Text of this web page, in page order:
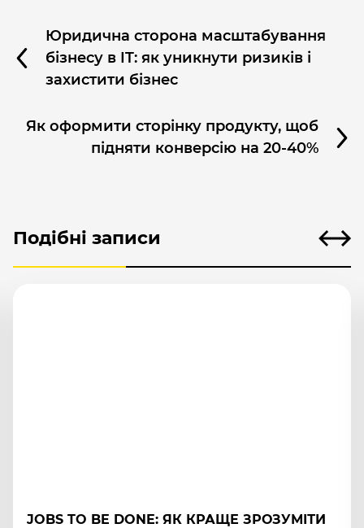
Юридична сторона масштабування
бізнесу в IT: як уникнути ризиків і
захистити бізнес
Як оформити сторінку продукту, щоб
підняти конверсію на 20-40%
Подібні записи
JOBS TO BE DONE: ЯК КРАЩЕ ЗРОЗУМІТИ